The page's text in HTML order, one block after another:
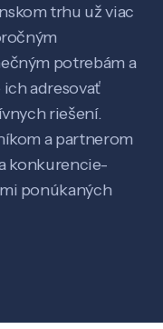
trhu už viac
potrebám a
ich adresovať
riešení.
a partnerom
konkurencie-
ponúkaných